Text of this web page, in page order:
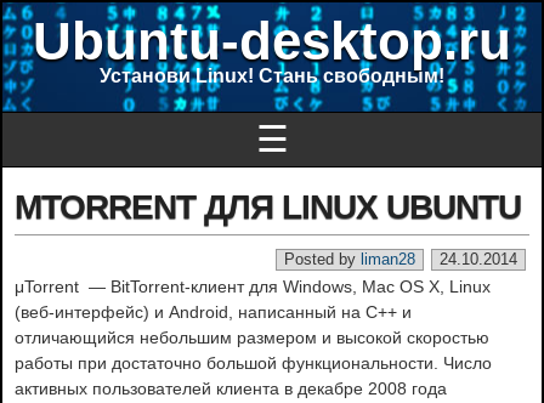
Ubuntu-desktop.ru
Установи Linux! Стань свободным!
☰
ΜTORRENT ДЛЯ LINUX UBUNTU
24.10.2014
Posted by liman28
μTorrent — BitTorrent-клиент для Windows, Mac OS X, Linux
(веб-интерфейс) и Android, написанный на C++ и
отличающийся небольшим размером и высокой скоростью
работы при достаточно большой функциональности. Число
активных пользователей клиента в декабре 2008 года